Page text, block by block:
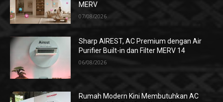
MERV
07/08/2026
Sharp AIREST, AC Premium dengan Air
Purifier Built-in dan Filter MERV 14
06/08/2026
Rumah Modern Kini Membutuhkan AC